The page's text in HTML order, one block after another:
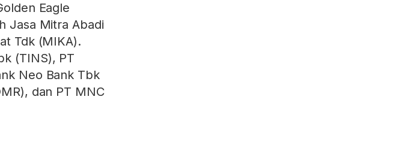
Eagle
Jasa Mitra Abadi
Tdk (MIKA).
(TINS), PT
Neo Bank Tbk
dan PT MNC